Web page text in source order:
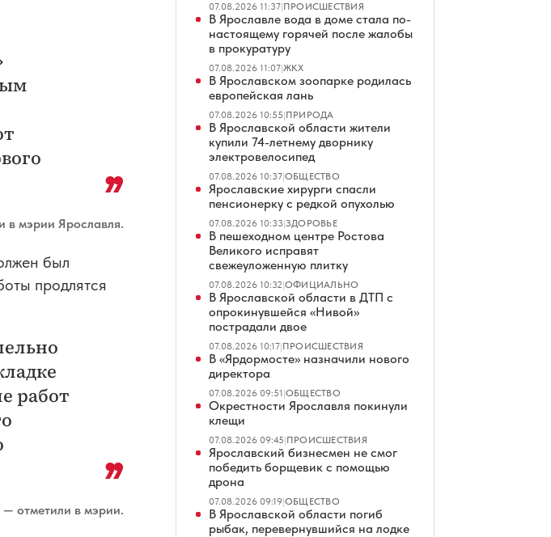
в мэрии Ярославля.
был
продлятся
работ
— отметили в мэрии.
07.08.2026 11:37|ПРОИСШЕСТВИЯ
В Ярославле вода в доме стала по-
настоящему горячей после жалобы
в прокуратуру
07.08.2026 11:07|ЖКХ
В Ярославском зоопарке родилась
европейская лань
07.08.2026 10:55|ПРИРОДА
В Ярославской области жители
купили 74-летнему дворнику
электровелосипед
07.08.2026 10:37|ОБЩЕСТВО
Ярославские хирурги спасли
пенсионерку с редкой опухолью
07.08.2026 10:33|ЗДОРОВЬЕ
В пешеходном центре Ростова
Великого исправят
свежеуложенную плитку
07.08.2026 10:32|ОФИЦИАЛЬНО
В Ярославской области в ДТП с
опрокинувшейся «Нивой»
пострадали двое
07.08.2026 10:17|ПРОИСШЕСТВИЯ
В «Ярдормосте» назначили нового
директора
07.08.2026 09:51|ОБЩЕСТВО
Окрестности Ярославля покинули
клещи
07.08.2026 09:45|ПРОИСШЕСТВИЯ
Ярославский бизнесмен не смог
победить борщевик с помощью
дрона
07.08.2026 09:19|ОБЩЕСТВО
В Ярославской области погиб
рыбак, перевернувшийся на лодке